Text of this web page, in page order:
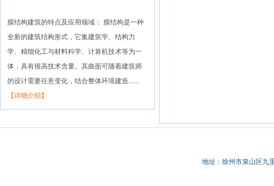
膜结构建筑的特点及应用领域： 膜结构是一种
全新的建筑结构形式，它集建筑学、结构力
学、精细化工与材料科学、计算机技术等为一
体，具有很高技术含量。其曲面可随着建筑师
的设计需要任意变化，结合整体环境建造......
【详细介绍】
地址：徐州市泉山区九